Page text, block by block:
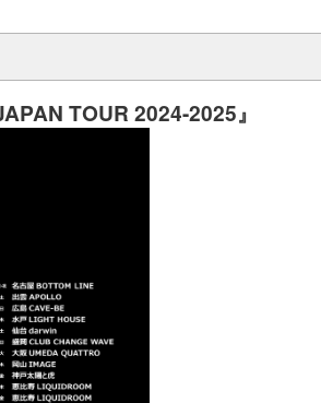
TOUR 2024-2025』